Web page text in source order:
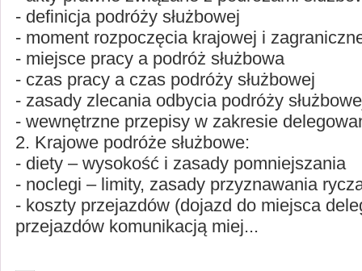
- definicja podróży służbowej
- moment rozpoczęcia krajowej i
- miejsce pracy a podróż służbowa
- czas pracy a czas podróży służbowej
- zasady zlecania odbycia podróży
- wewnętrzne przepisy w zakresie
2. Krajowe podróże służbowe:
- diety – wysokość i zasady pomniejszania
- noclegi – limity, zasady przyznawania
- koszty przejazdów (dojazd do miejsca
przejazdów komunikacją miej...